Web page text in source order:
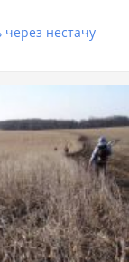
через нестачу